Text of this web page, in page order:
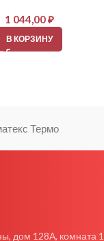
1 044,00₽
В КОРЗИНУ
Термо
дом 128А, комната 1